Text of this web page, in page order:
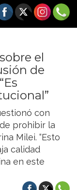
el
de
con
prohibir la
Milei. “Esto
calidad
en este